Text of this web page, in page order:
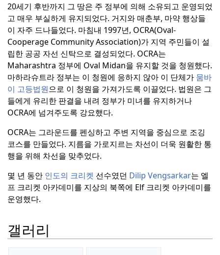
20세기 후반까지 그 땅은 주 정부에 의해 소유되고 운영되었
고 매우 부실하게 유지되었다. 거지와 매춘부, 마약 행상들
이 자주 드나들었다. 마침내 1997년, OCRA(Oval-
Cooperage Community Association)가 지역 주민들이 설
립한 공공 자선 신탁으로 결성되었다. OCRA는
Maharashtra 정부에 Oval Midan을 유지할 것을 청원했다.
마하라슈트라 정부는 이 청원에 응하지 않아 이 단체가 뭄바
이 고등법원으로 이 청원을 가져가도록 이끌었다. 법원은 그
들에게 유리한 판결을 내려 정부가 미녀를 유지하거나
OCRA에 넘겨주도록 강요했다.
OCRA는 그라운드를 펜싱하고 주변 지역을 중심으로 조깅
코스를 만들었다. 지름을 가로지르는 차선이 더욱 원활한 통
행을 위해 차선을 맞추었다.
몇 년 동안 인도의 크리켓 선수였던 Dilip Vengsarkar는 엘
프 크리켓 아카데미를 지상의 북쪽에 Elf 크리켓 아카데미를
운영했다.
갤러리